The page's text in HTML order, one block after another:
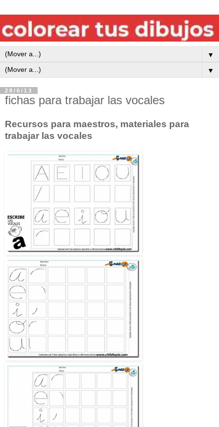
▼
▼
28/6/13
fichas para trabajar las vocales
Recursos para maestros, materiales para
trabajar las vocales